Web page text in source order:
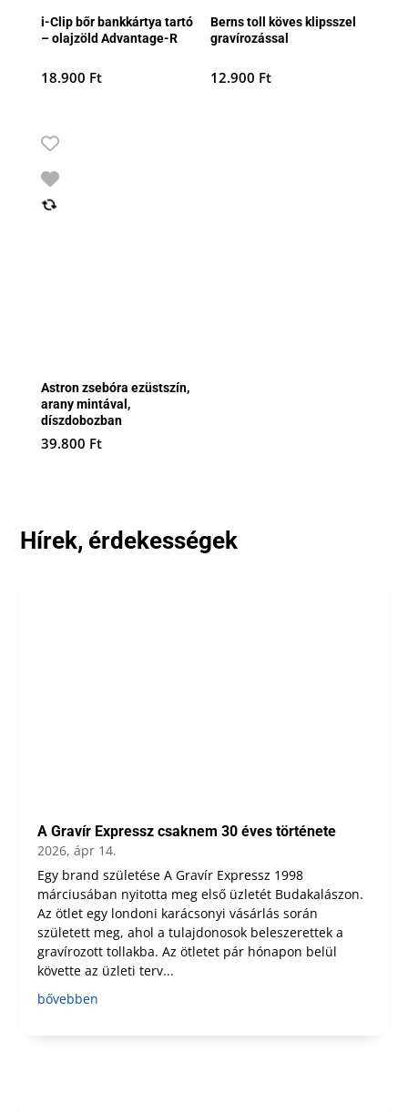
i-Clip bőr bankkártya tartó
– olajzöld Advantage-R
18.900 Ft
Berns toll köves klipsszel
gravírozással
12.900 Ft
Astron zsebóra ezüstszín,
arany mintával,
díszdobozban
39.800 Ft
Hírek, érdekességek
A Gravír Expressz csaknem 30 éves története
2026, ápr 14.
Egy brand születése A Gravír Expressz 1998
márciusában nyitotta meg első üzletét Budakalászon.
Az ötlet egy londoni karácsonyi vásárlás során
született meg, ahol a tulajdonosok beleszerettek a
gravírozott tollakba. Az ötletet pár hónapon belül
követte az üzleti terv...
bővebben